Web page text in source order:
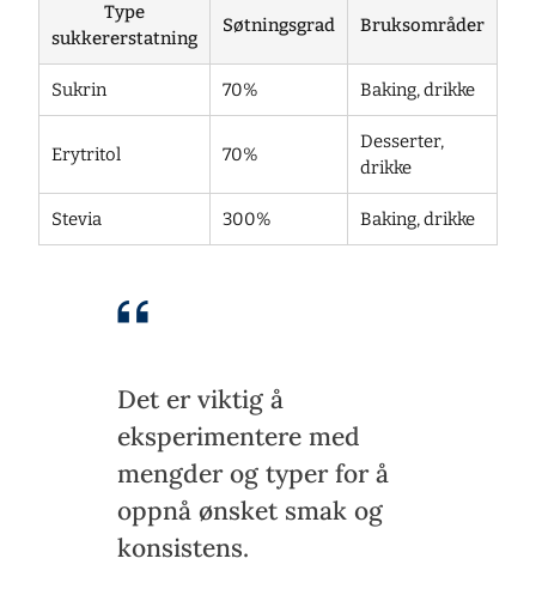
Type
sukkererstatning
Søtningsgrad Bruksområder
Sukrin 70% Baking, drikke
Erytritol 70%
Desserter,
drikke
Stevia 300% Baking, drikke
Det er viktig å
eksperimentere med
mengder og typer for å
oppnå ønsket smak og
konsistens.